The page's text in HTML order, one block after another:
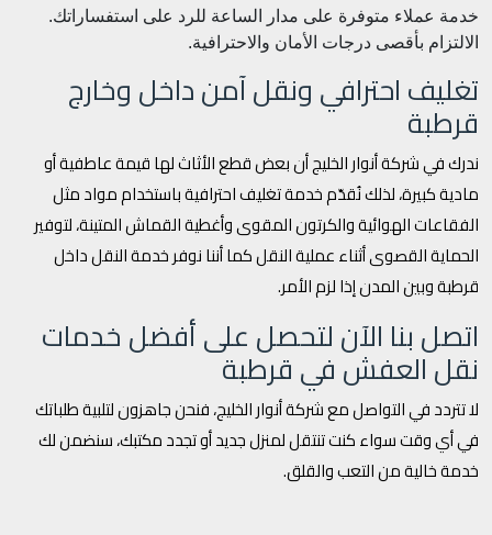
خدمة عملاء متوفرة على مدار الساعة للرد على استفساراتك.
الالتزام بأقصى درجات الأمان والاحترافية.
تغليف احترافي ونقل آمن داخل وخارج
قرطبة
ندرك في شركة أنوار الخليج أن بعض قطع الأثاث لها قيمة عاطفية أو
مادية كبيرة، لذلك نُقدّم خدمة تغليف احترافية باستخدام مواد مثل
الفقاعات الهوائية والكرتون المقوى وأغطية القماش المتينة، لتوفير
الحماية القصوى أثناء عملية النقل كما أننا نوفر خدمة النقل داخل
قرطبة وبين المدن إذا لزم الأمر.
اتصل بنا الآن لتحصل على أفضل خدمات
نقل العفش في قرطبة
لا تتردد في التواصل مع شركة أنوار الخليج، فنحن جاهزون لتلبية طلباتك
في أي وقت سواء كنت تنتقل لمنزل جديد أو تجدد مكتبك، سنضمن لك
خدمة خالية من التعب والقلق.